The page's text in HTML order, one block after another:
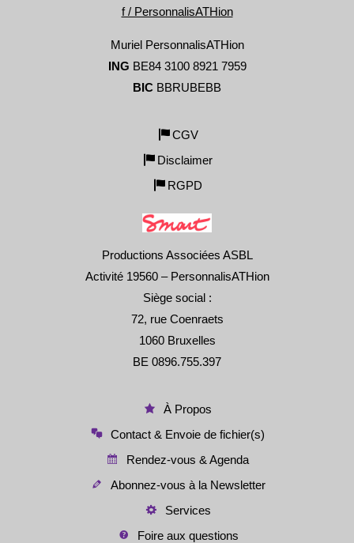
f / PersonnalisATHion
Muriel PersonnalisATHion
ING BE84 3100 8921 7959
BIC BBRUBEBB
CGV
Disclaimer
RGPD
Productions Associées ASBL
Activité 19560 – PersonnalisATHion
Siège social :
72, rue Coenraets
1060 Bruxelles
BE 0896.755.397
À Propos
Contact & Envoie de fichier(s)
Rendez-vous & Agenda
Abonnez-vous à la Newsletter
Services
Foire aux questions